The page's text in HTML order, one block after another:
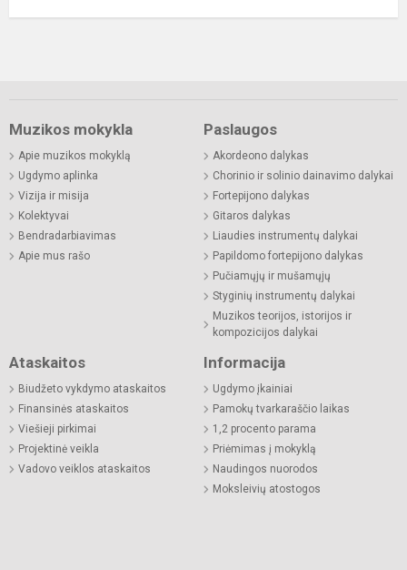
Muzikos mokykla
Apie muzikos mokyklą
Ugdymo aplinka
Vizija ir misija
Kolektyvai
Bendradarbiavimas
Apie mus rašo
Paslaugos
Akordeono dalykas
Chorinio ir solinio dainavimo dalykai
Fortepijono dalykas
Gitaros dalykas
Liaudies instrumentų dalykai
Papildomo fortepijono dalykas
Pučiamųjų ir mušamųjų
Styginių instrumentų dalykai
Muzikos teorijos, istorijos ir
kompozicijos dalykai
Ataskaitos
Biudžeto vykdymo ataskaitos
Finansinės ataskaitos
Viešieji pirkimai
Projektinė veikla
Vadovo veiklos ataskaitos
Informacija
Ugdymo įkainiai
Pamokų tvarkaraščio laikas
1,2 procento parama
Priėmimas į mokyklą
Naudingos nuorodos
Moksleivių atostogos